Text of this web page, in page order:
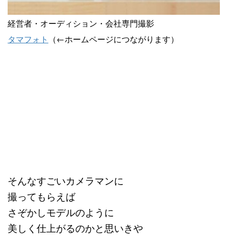
経営者・オーディション・ 会社専門撮影
タマフォト
（←ホームページにつながります）
そんなすごいカメラマンに
撮ってもらえば
さぞかしモデルのように
美しく仕上がるのかと思いきや